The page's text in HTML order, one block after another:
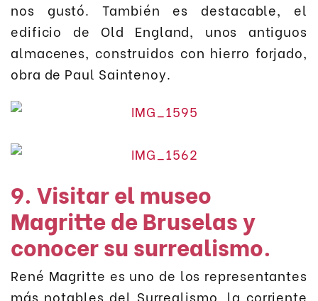
nos gustó. También es destacable, el
edificio de Old England, unos antiguos
almacenes, construidos con hierro forjado,
obra de Paul Saintenoy.
9. Visitar el museo
Magritte de Bruselas y
conocer su surrealismo.
René Magritte es uno de los representantes
más notables del Surrealismo, la corriente